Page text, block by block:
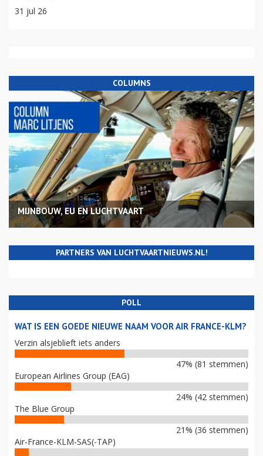
31 jul 26
COLUMNS
MIJNBOUW, EU EN LUCHTVAART
PARTNERS VAN LUCHTVAARTNIEUWS.NL!
POLL
WAT IS EEN GOEDE NIEUWE NAAM VOOR AIR FRANCE-KLM?
Verzin alsjeblieft iets anders
47% (81 stemmen)
European Airlines Group (EAG)
24% (42 stemmen)
The Blue Group
21% (36 stemmen)
Air-France-KLM-SAS(-TAP)